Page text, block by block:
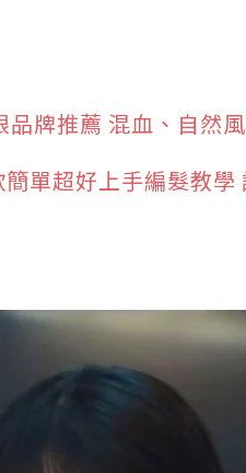
牌推薦 混血、自然
單超好上手編髮教學